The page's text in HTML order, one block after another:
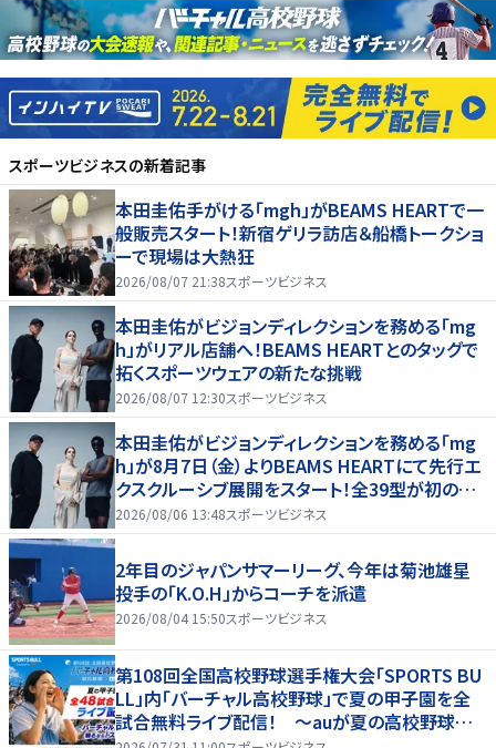
スポーツビジネスの新着記事
本田圭佑手がける「mgh」がBEAMS HEARTで一
般販売スタート！新宿ゲリラ訪店＆船橋トークショ
ーで現場は大熱狂
2026/08/07 21:38スポーツビジネス
本田圭佑がビジョンディレクションを務める「mg
h」がリアル店舗へ！BEAMS HEARTとのタッグで
拓くスポーツウェアの新たな挑戦
2026/08/07 12:30スポーツビジネス
本田圭佑がビジョンディレクションを務める「mg
h」が8月7日（金）よりBEAMS HEARTにて先行エ
クスクルーシブ展開をスタート！全39型が初の実
店舗へ、新宿POP UPやトークショーも！
2026/08/06 13:48スポーツビジネス
2年目のジャパンサマーリーグ、今年は菊池雄星
投手の「K.O.H」からコーチを派遣
2026/08/04 15:50スポーツビジネス
第108回全国高校野球選手権大会「SPORTS BU
LL」内「バーチャル高校野球」で夏の甲子園を全
試合無料ライブ配信！ ～auが夏の高校野球を